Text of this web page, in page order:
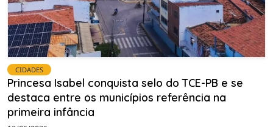
CIDADES
Princesa Isabel conquista selo do TCE-PB e se
destaca entre os municípios referência na
primeira infância